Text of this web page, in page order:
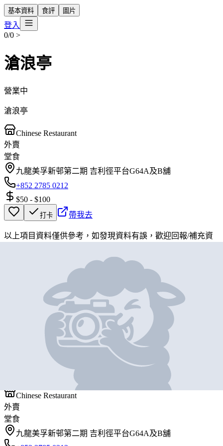
基本資料 食評 圖片
登入
0/0 >
滄浪亭
營業中
滄浪亭
Chinese Restaurant
外賣
堂食
九龍美孚新邨第二期 吉利徑平台G64A及B舖
+852 2785 0212
$50 - $100
打卡 帶我去
以上項目資料僅供參考，如發現資料有誤，歡迎回報/補充資
滄浪亭
Chinese Restaurant
外賣
堂食
九龍美孚新邨第二期 吉利徑平台G64A及B舖